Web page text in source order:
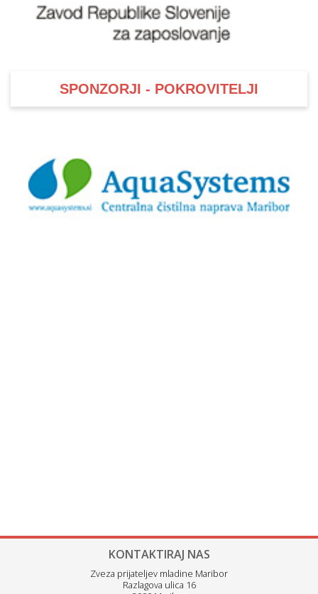
SPONZORJI - POKROVITELJI
KONTAKTIRAJ NAS
Zveza prijateljev mladine Maribor
Razlagova ulica 16